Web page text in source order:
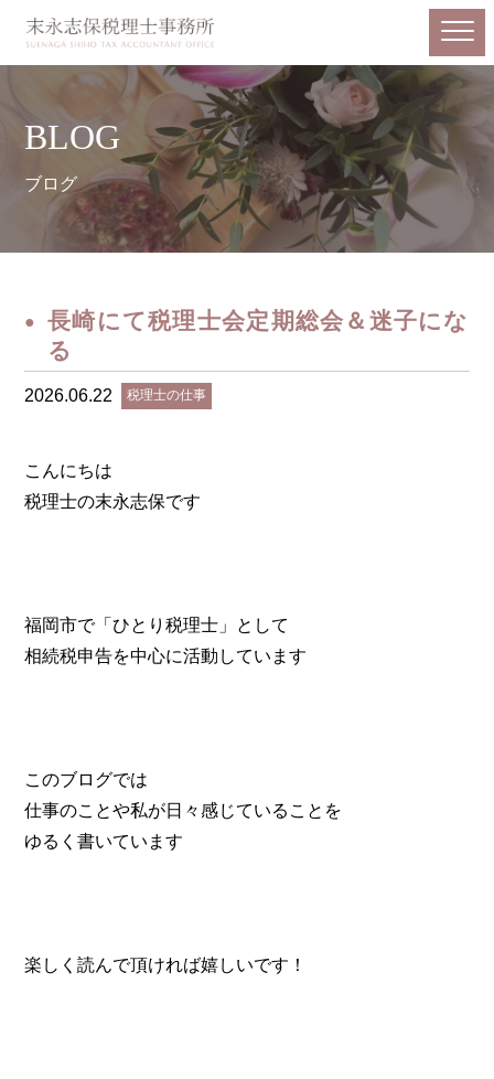
BLOG
ブログ
長崎にて税理士会定期総会＆迷子にな
る
2026.06.22 税理士の仕事
こんにちは
税理士の末永志保です
福岡市で「ひとり税理士」として
相続税申告を中心に活動しています
このブログでは
仕事のことや私が日々感じていることを
ゆるく書いています
楽しく読んで頂ければ嬉しいです！